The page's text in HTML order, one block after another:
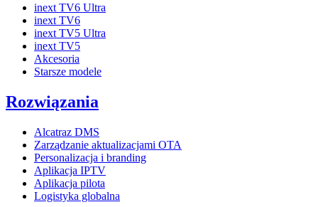
inext TV6 Ultra
inext TV6
inext TV5 Ultra
inext TV5
Akcesoria
Starsze modele
Rozwiązania
Alcatraz DMS
Zarządzanie aktualizacjami OTA
Personalizacja i branding
Aplikacja IPTV
Aplikacja pilota
Logistyka globalna